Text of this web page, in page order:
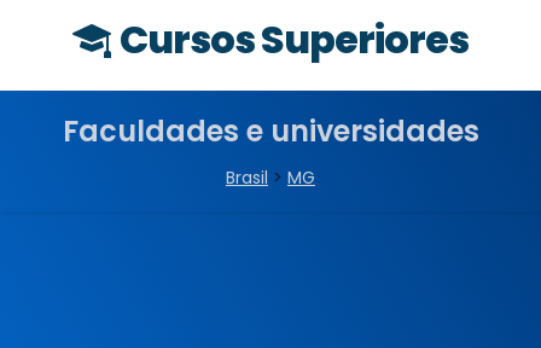
Cursos Superiores
Faculdades e universidades
Brasil > MG